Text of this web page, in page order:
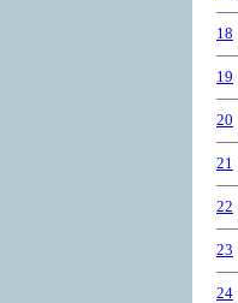
18
19
20
21
22
23
24